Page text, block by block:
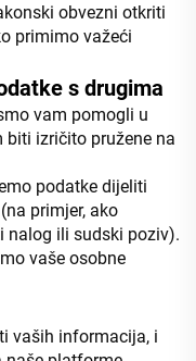
obvezni otkriti
primimo važeći
s drugima
vam pomogli u
biti izričito pružene na
podatke dijeliti
primjer, ako
nalog ili sudski poziv).
vaše osobne
vaših informacija, i